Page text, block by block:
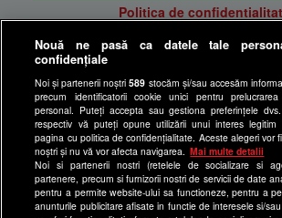
Politica de
Anunturi gratuite pe
Program Happy Channel
Echipa editorială
Site-uri Antena Group
a1.ro
antenastars.ro
Nouă ne pasă ca datele tale
confidențiale
Noi și partenerii noștri589 stocăm și/sau accesăm
precum identificatorii cookie unici pentru
personal. Puteți accepta sau gestiona preferințele
respectiv vă puteți opune utilizării unui interes
pagina cu politica de confidențialitate. Aceste alegeri vor
noștri și nu vă vor afecta navigarea.
Mai multe detalii
Noi si partenerii nostri (retelele de socializare si
partenere, precum si furnizorii nostri de servicii de date
pentru a permite website-ului sa functioneze, pentru a
anunturile publicitare afisate in functie de interesele si/